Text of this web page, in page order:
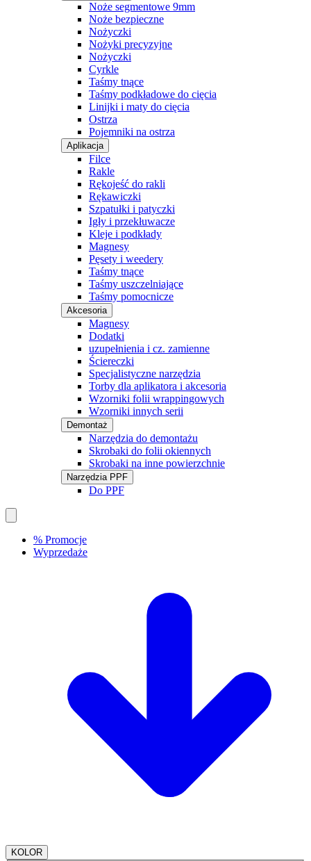
Noże segmentowe 9mm
Noże bezpieczne
Nożyczki
Nożyki precyzyjne
Nożyczki
Cyrkle
Taśmy tnące
Taśmy podkładowe do cięcia
Linijki i maty do cięcia
Ostrza
Pojemniki na ostrza
Aplikacja
Filce
Rakle
Rękojeść do rakli
Rękawiczki
Szpatułki i patyczki
Igły i przekłuwacze
Kleje i podkłady
Magnesy
Pęsety i weedery
Taśmy tnące
Taśmy uszczelniające
Taśmy pomocnicze
Akcesoria
Magnesy
Dodatki
uzupełnienia i cz. zamienne
Ściereczki
Specjalistyczne narzędzia
Torby dla aplikatora i akcesoria
Wzorniki folii wrappingowych
Wzorniki innych serii
Demontaż
Narzędzia do demontażu
Skrobaki do folii okiennych
Skrobaki na inne powierzchnie
Narzędzia PPF
Do PPF
% Promocje
Wyprzedaże
KOLOR